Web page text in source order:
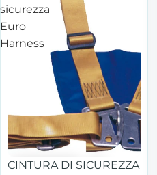
sicurezza
Euro
Harness
In offerta
CINTURA DI SICUREZZA